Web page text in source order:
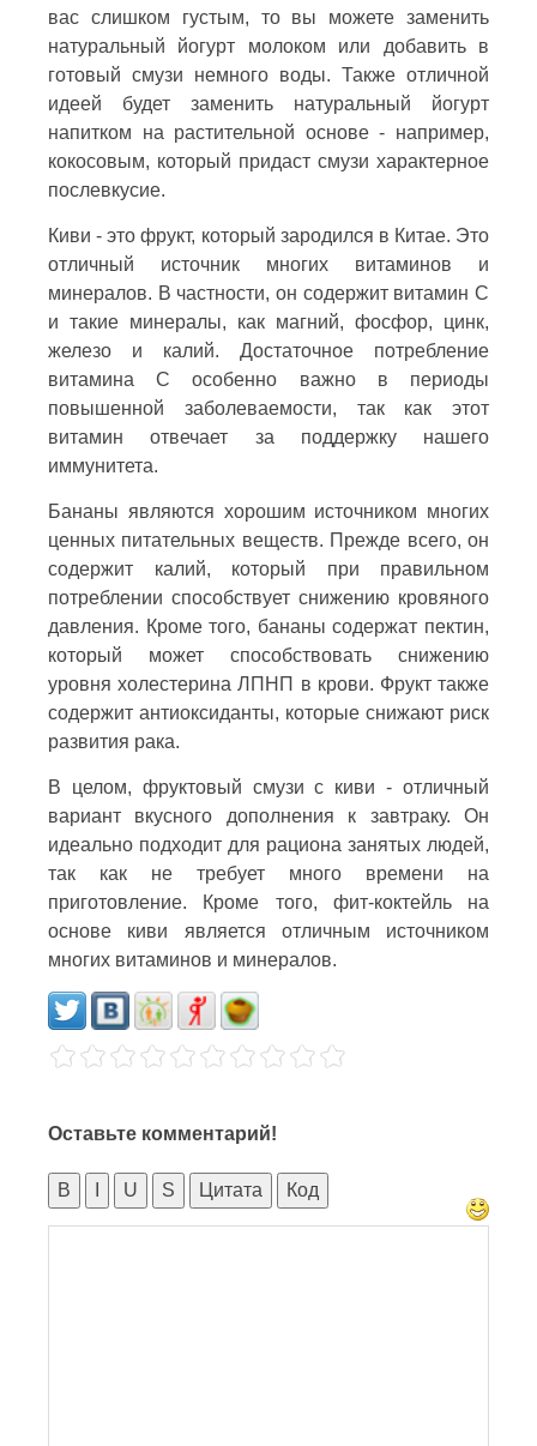
вас слишком густым, то вы можете заменить
натуральный йогурт молоком или добавить в
готовый смузи немного воды. Также отличной
идеей будет заменить натуральный йогурт
напитком на растительной основе - например,
кокосовым, который придаст смузи характерное
послевкусие.
Киви - это фрукт, который зародился в Китае. Это
отличный источник многих витаминов и
минералов. В частности, он содержит витамин С
и такие минералы, как магний, фосфор, цинк,
железо и калий. Достаточное потребление
витамина С особенно важно в периоды
повышенной заболеваемости, так как этот
витамин отвечает за поддержку нашего
иммунитета.
Бананы являются хорошим источником многих
ценных питательных веществ. Прежде всего, он
содержит калий, который при правильном
потреблении способствует снижению кровяного
давления. Кроме того, бананы содержат пектин,
который может способствовать снижению
уровня холестерина ЛПНП в крови. Фрукт также
содержит антиоксиданты, которые снижают риск
развития рака.
В целом, фруктовый смузи с киви - отличный
вариант вкусного дополнения к завтраку. Он
идеально подходит для рациона занятых людей,
так как не требует много времени на
приготовление. Кроме того, фит-коктейль на
основе киви является отличным источником
многих витаминов и минералов.
Оставьте комментарий!
B U S Цитата Код